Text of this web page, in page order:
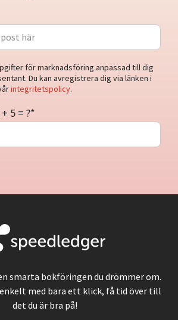
för marknadsföring anpassad till dig
Du kan avregistrera dig via länken i
integritetspolicy.
5 = ?*
smarta bokföringen du drömmer om.
med bara ett klick, få tid över till
det du är bra på!